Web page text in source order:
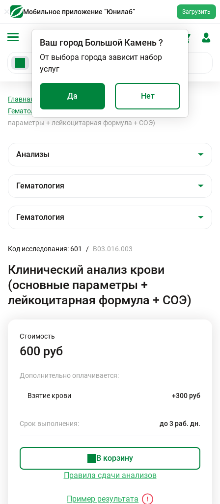
Мобильное приложение “Юнилаб” Загрузить
Ваш город Большой Камень?
От выбора города зависит набор
услуг
Да Нет
Главная Анализы
Гематология
Гематология
Клинический анализ крови (основные
параметры + лейкоцитарная формула + СОЭ)
Код исследования: 601 / B03.016.003
Клинический анализ крови
(основные параметры +
лейкоцитарная формула + СОЭ)
Стоимость
600 руб
Дополнительно оплачивается:
Взятие крови +300 руб
Срок выполнения: до 3 раб. дн.
В корзину
Правила сдачи анализов
Пример результата